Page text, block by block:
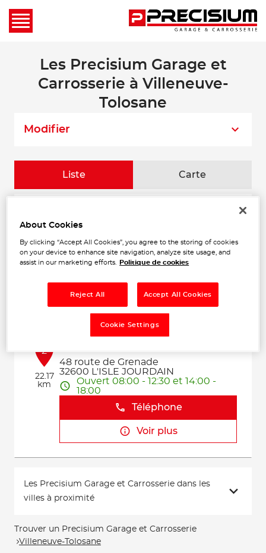
Les Precisium Garage et
Carrosserie à Villeneuve-
Tolosane
Modifier
Liste Carte
5.13 km
33 Chemin des Palanques Sud
31120 PORTET SUR GARONNE
Ouvert 08:00 - 12:00 et 14:00 -
18:00
Voir plus
2
22.17
km
48 route de Grenade
32600 L'ISLE JOURDAIN
Ouvert 08:00 - 12:30 et 14:00 -
18:00
Téléphone
Voir plus
Les Precisium Garage et Carrosserie dans les
villes à proximité
Trouver un Precisium Garage et Carrosserie
Villeneuve-Tolosane
About Cookies
By clicking “Accept All Cookies”, you agree to the storing of cookies
on your device to enhance site navigation, analyze site usage, and
assist in our marketing efforts.
Politique de cookies
Reject All Accept All Cookies
Cookie Settings